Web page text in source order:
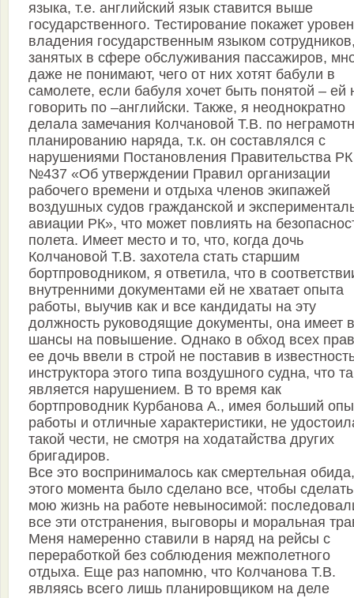
языка, т.е. английский язык ставится выше
государственного. Тестирование покажет
владения государственным языком
занятых в сфере обслуживания пассажиров,
даже не понимают, чего от них хотят бабули в
самолете, если бабуля хочет быть понятой – ей
говорить по –английски. Также, я неоднократно
делала замечания Колчановой Т.В. по
планированию наряда, т.к. он составлялся с
нарушениями Постановления Правительства РК
№437 «Об утверждении Правил организации
рабочего времени и отдыха членов экипажей
воздушных судов гражданской и
авиации РК», что может повлиять на
полета. Имеет место и то, что, когда дочь
Колчановой Т.В. захотела стать старшим
бортпроводником, я ответила, что в
внутренними документами ей не хватает опыта
работы, выучив как и все кандидаты на эту
должность руководящие документы, она имеет
шансы на повышение. Однако в обход всех
ее дочь ввели в строй не поставив в
инструктора этого типа воздушного судна, что
является нарушением. В то время как
бортпроводник Курбанова А., имея больший
работы и отличные характеристики, не
такой чести, не смотря на ходатайства других
бригадиров.
Все это воспринималось как смертельная
этого момента было сделано все, чтобы сделать
мою жизнь на работе невыносимой:
все эти отстранения, выговоры и моральная
Меня намеренно ставили в наряд на рейсы с
переработкой без соблюдения межполетного
отдыха. Еще раз напомню, что Колчанова Т.В.
являясь всего лишь планировщиком на деле